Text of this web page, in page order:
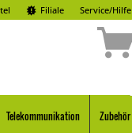
Filiale Service/Hilfe
Telekommunikation Zubehör